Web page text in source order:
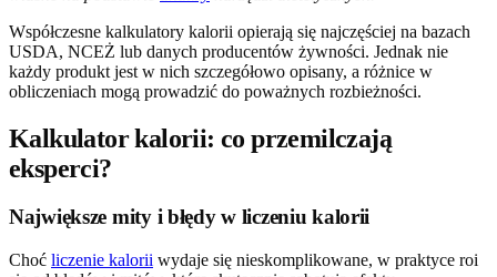
Współczesne kalkulatory kalorii opierają się najczęściej na bazach
USDA, NCEŻ lub danych producentów żywności. Jednak nie
każdy produkt jest w nich szczegółowo opisany, a różnice w
obliczeniach mogą prowadzić do poważnych rozbieżności.
Kalkulator kalorii: co przemilczają
eksperci?
Największe mity i błędy w liczeniu kalorii
Choć liczenie kalorii wydaje się nieskomplikowane, w praktyce roi